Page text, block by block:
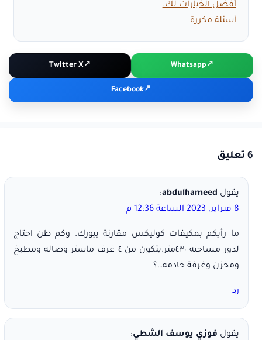
أفضل الخيارات لك.
أسئلة مكررة
Whatsapp
Twitter X
Facebook
6 تعليق
يقول abdulhameed
:
8 فبراير، 2023 الساعة 12:36 م
ما رأيكم بمكيفات كوليكس مقارنة بيورك. وكم طن احتاج
لدور مساحته ٤٣٠متر.يتكون من ٤ غرف ماستر وصاله ومطبخ
ومخزن وغرفة خادمه…؟
رد
يقول فوزي يوسف الشطي: